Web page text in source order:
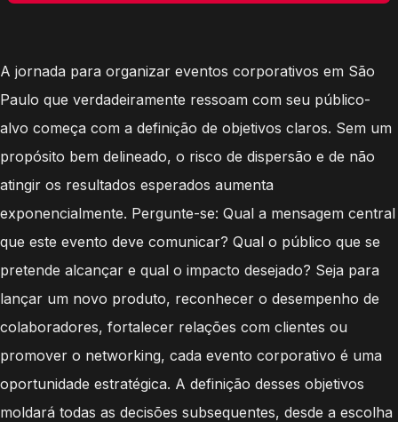
A jornada para organizar eventos corporativos em São
Paulo que verdadeiramente ressoam com seu público-
alvo começa com a definição de objetivos claros. Sem um
propósito bem delineado, o risco de dispersão e de não
atingir os resultados esperados aumenta
exponencialmente. Pergunte-se: Qual a mensagem central
que este evento deve comunicar? Qual o público que se
pretende alcançar e qual o impacto desejado? Seja para
lançar um novo produto, reconhecer o desempenho de
colaboradores, fortalecer relações com clientes ou
promover o networking, cada evento corporativo é uma
oportunidade estratégica. A definição desses objetivos
moldará todas as decisões subsequentes, desde a escolha